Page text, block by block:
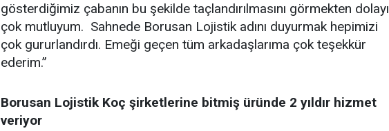
gösterdiğimiz çabanın bu şekilde taçlandırılmasını görmekten dolayı
çok mutluyum. Sahnede Borusan Lojistik adını duyurmak hepimizi
çok gururlandırdı. Emeği geçen tüm arkadaşlarıma çok teşekkür
ederim.”
Borusan Lojistik Koç şirketlerine bitmiş üründe 2 yıldır hizmet
veriyor